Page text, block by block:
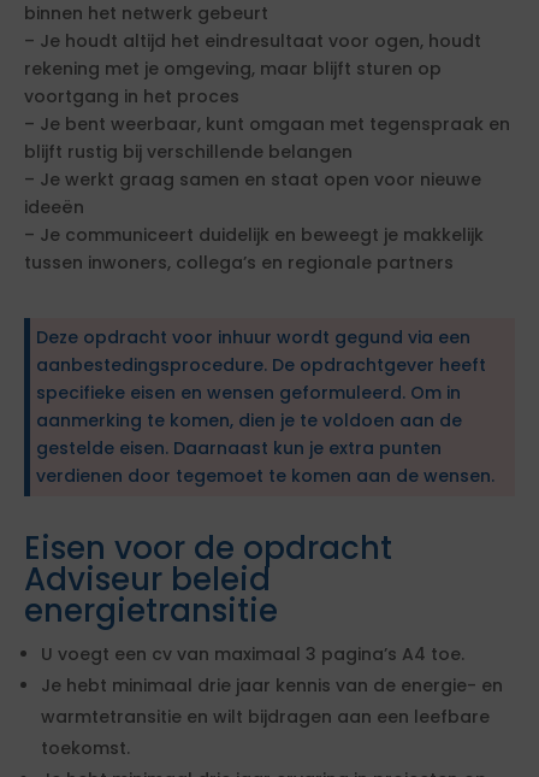
binnen het netwerk gebeurt
– Je houdt altijd het eindresultaat voor ogen, houdt
rekening met je omgeving, maar blijft sturen op
voortgang in het proces
– Je bent weerbaar, kunt omgaan met tegenspraak en
blijft rustig bij verschillende belangen
– Je werkt graag samen en staat open voor nieuwe
ideeën
– Je communiceert duidelijk en beweegt je makkelijk
tussen inwoners, collega’s en regionale partners
Deze opdracht voor inhuur wordt gegund via een
aanbestedingsprocedure. De opdrachtgever heeft
specifieke eisen en wensen geformuleerd. Om in
aanmerking te komen, dien je te voldoen aan de
gestelde eisen. Daarnaast kun je extra punten
verdienen door tegemoet te komen aan de wensen.
Eisen voor de opdracht
Adviseur beleid
energietransitie
U voegt een cv van maximaal 3 pagina’s A4 toe.
Je hebt minimaal drie jaar kennis van de energie- en
warmtetransitie en wilt bijdragen aan een leefbare
toekomst.